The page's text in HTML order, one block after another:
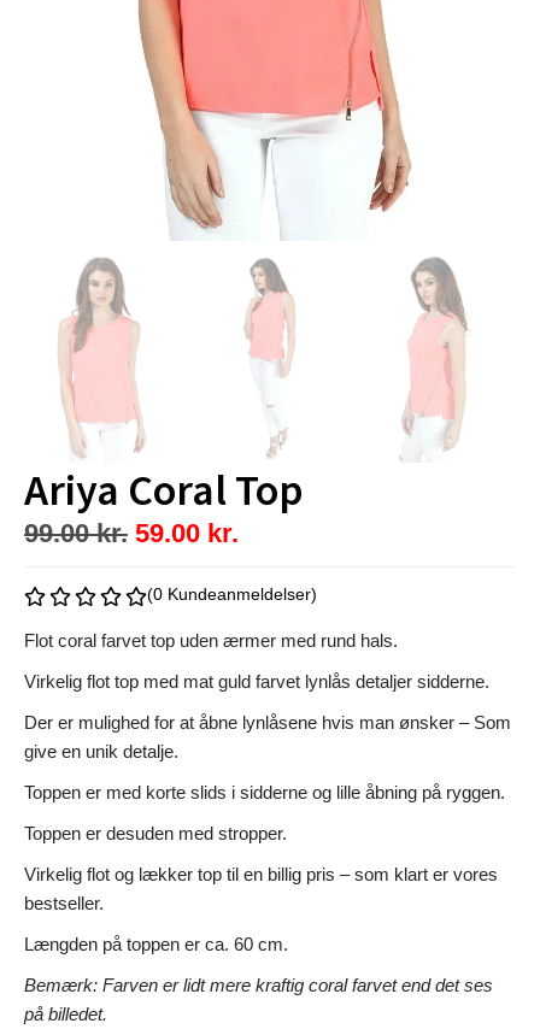
Ariya Coral Top
99.00kr. 59.00 kr.
(0 Kundeanmeldelser)
Flot coral farvet top uden ærmer med rund hals.
Virkelig flot top med mat guld farvet lynlås detaljer sidderne.
Der er mulighed for at åbne lynlåsene hvis man ønsker – Som
give en unik detalje.
Toppen er med korte slids i sidderne og lille åbning på ryggen.
Toppen er desuden med stropper.
Virkelig flot og lækker top til en billig pris – som klart er vores
bestseller.
Længden på toppen er ca. 60 cm.
Bemærk: Farven er lidt mere kraftig coral farvet end det ses
på billedet.